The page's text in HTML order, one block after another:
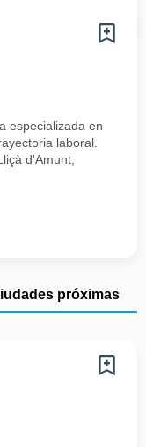
especializada en
laboral.
d'Amunt,
próximas